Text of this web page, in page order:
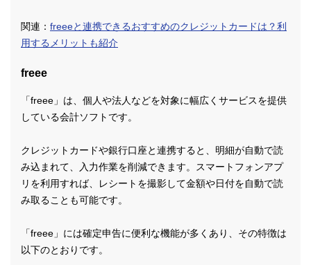
関連： freeeと連携できるおすすめのクレジットカードは？利
用するメリットも紹介
freee
「freee」は、個人や法人などを対象に幅広くサービスを提供
している会計ソフトです。
クレジットカードや銀行口座と連携すると、明細が自動で読
み込まれて、入力作業を削減できます。スマートフォンアプ
リを利用すれば、レシートを撮影して金額や日付を自動で読
み取ることも可能です。
「freee」には確定申告に便利な機能が多くあり、その特徴は
以下のとおりです。